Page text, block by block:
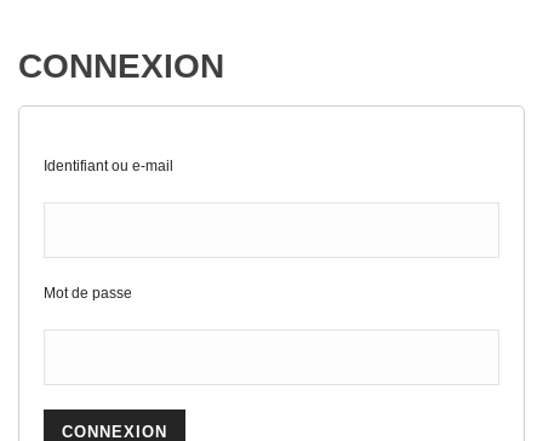
CONNEXION
Identifiant ou e-mail
Mot de passe